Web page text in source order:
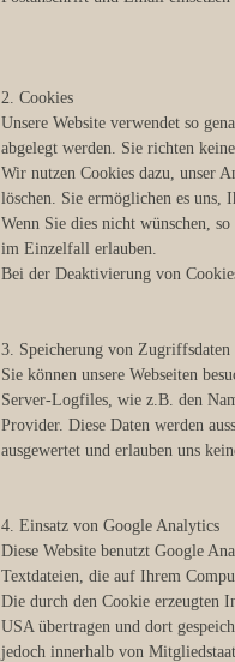
2. Cookies
Unsere Website verwendet so
abgelegt werden. Sie richten
Wir nutzen Cookies dazu, unser
löschen. Sie ermöglichen es uns,
Wenn Sie dies nicht wünschen,
im Einzelfall erlauben.
Bei der Deaktivierung von
3. Speicherung von
Sie können unsere Webseiten
Server-Logfiles, wie z.B. den
Provider. Diese Daten werden
ausgewertet und erlauben uns
4. Einsatz von Google Analytics
Diese Website benutzt Google
Textdateien, die auf Ihrem
Die durch den Cookie erzeugten
USA übertragen und dort
jedoch innerhalb von